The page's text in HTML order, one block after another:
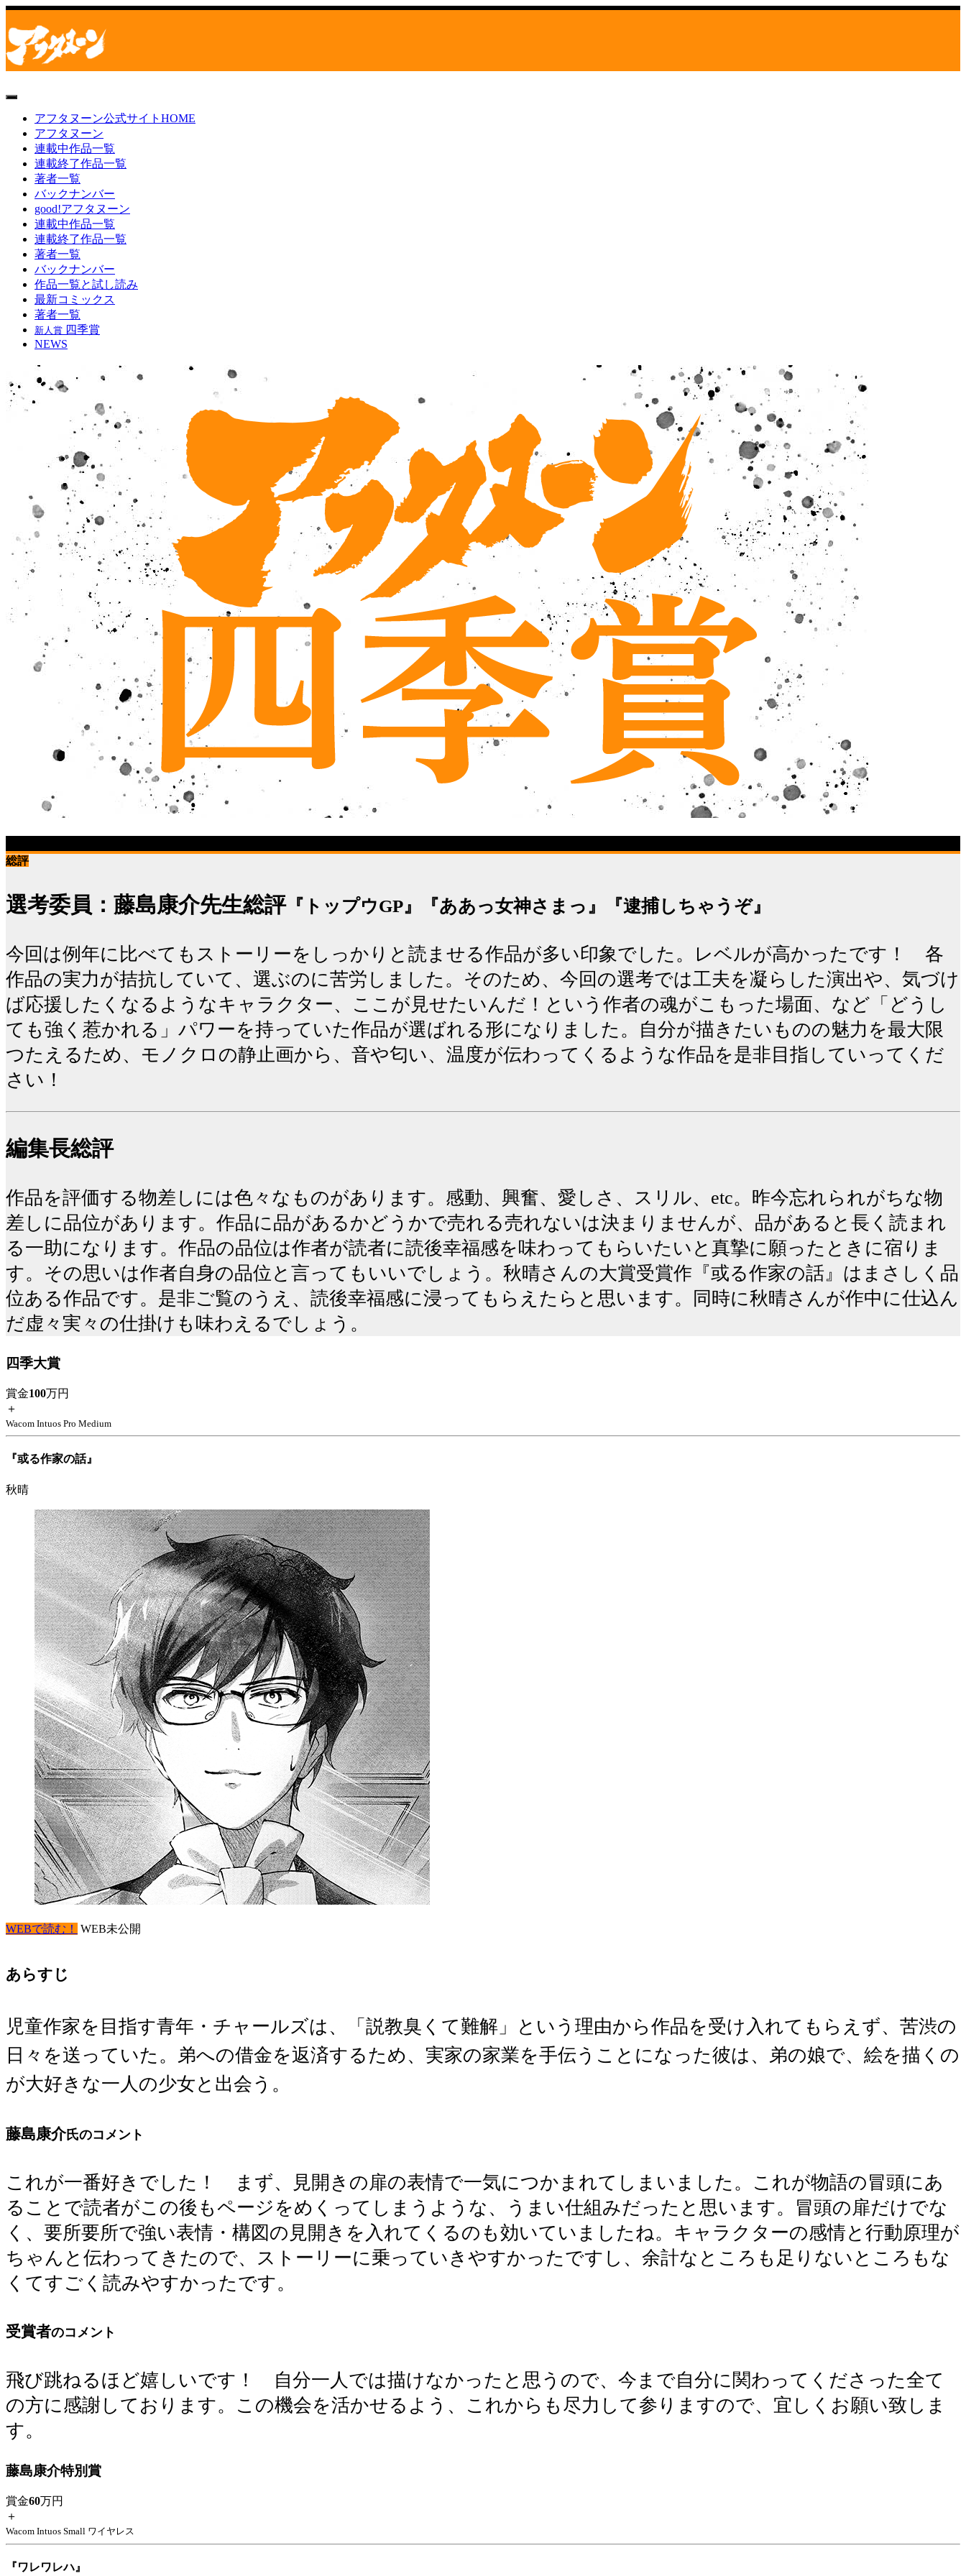
toggle
navigationアフタヌーン公式サイトHOME
アフタヌーン
連載中作品一覧
連載終了作品一覧
著者一覧
バックナンバー
good!アフタヌーン
連載中作品一覧
連載終了作品一覧
著者一覧
バックナンバー
作品一覧と試し読み
最新コミックス
著者一覧
新人賞 四季賞
NEWS
総評
選考委員： 藤島康介先生総評『トップウGP』『ああっ女神さまっ』『逮捕しちゃうぞ』
今回は例年に比べてもストーリーをしっかりと読ませる作品が多い印象でした。レベルが高かったです！ 各
作品の実力が拮抗していて、選ぶのに苦労しました。そのため、今回の選考では工夫を凝らした演出や、気づけ
ば応援したくなるようなキャラクター、ここが見せたいんだ！という作者の魂がこもった場面、など「どうし
ても強く惹かれる」パワーを持っていた作品が選ばれる形になりました。自分が描きたいものの魅力を最大限
つたえるため、モノクロの静止画から、音や匂い、温度が伝わってくるような作品を是非目指していってくだ
さい！
編集長総評
作品を評価する物差しには色々なものがあります。感動、興奮、愛しさ、スリル、etc。昨今忘れられがちな物
差しに品位があります。作品に品があるかどうかで売れる売れないは決まりませんが、品があると長く読まれ
る一助になります。作品の品位は作者が読者に読後幸福感を味わってもらいたいと真摯に願ったときに宿りま
す。その思いは作者自身の品位と言ってもいいでしょう。秋晴さんの大賞受賞作『或る作家の話』はまさしく品
位ある作品です。是非ご覧のうえ、読後幸福感に浸ってもらえたらと思います。同時に秋晴さんが作中に仕込ん
だ虚々実々の仕掛けも味わえるでしょう。
四季大賞
賞金100万円
＋
Wacom Intuos Pro Medium
『或る作家の話』
秋晴
WEBで読む！ WEB未公開
あらすじ
児童作家を目指す青年・チャールズは、「説教臭くて難解」という理由から作品を受け入れてもらえず、苦渋の
日々を送っていた。弟への借金を返済するため、実家の家業を手伝うことになった彼は、弟の娘で、絵を描くの
が大好きな一人の少女と出会う。
藤島康介氏のコメント
これが一番好きでした！ まず、見開きの扉の表情で一気につかまれてしまいました。これが物語の冒頭にあ
ることで読者がこの後もページをめくってしまうような、うまい仕組みだったと思います。冒頭の扉だけでな
く、要所要所で強い表情・構図の見開きを入れてくるのも効いていましたね。キャラクターの感情と行動原理が
ちゃんと伝わってきたので、ストーリーに乗っていきやすかったですし、余計なところも足りないところもな
くてすごく読みやすかったです。
受賞者のコメント
飛び跳ねるほど嬉しいです！ 自分一人では描けなかったと思うので、今まで自分に関わってくださった全て
の方に感謝しております。この機会を活かせるよう、これからも尽力して参りますので、宜しくお願い致しま
す。
藤島康介特別賞
賞金60万円
＋
Wacom Intuos Small ワイヤレス
『ワレワレハ』